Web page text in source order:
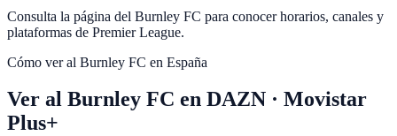
Consulta la página del Burnley FC para conocer horarios, canales y
plataformas de Premier League.
Cómo ver al Burnley FC en España
Ver al Burnley FC en DAZN · Movistar
Plus+